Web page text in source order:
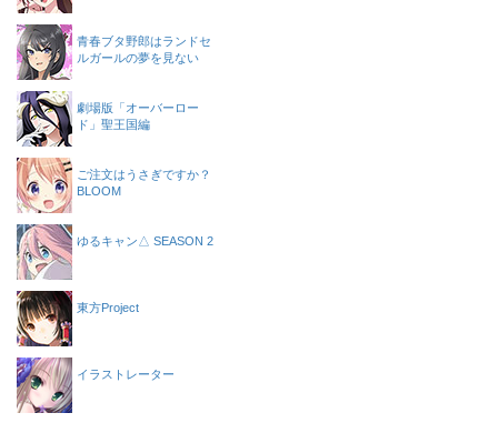
青春ブタ野郎はランドセ
ルガールの夢を見ない
劇場版「オーバーロー
ド」聖王国編
ご注文はうさぎですか？
BLOOM
ゆるキャン△ SEASON 2
東方Project
イラストレーター